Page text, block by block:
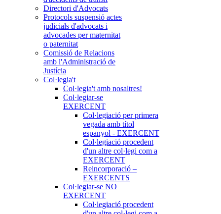
Directori d'Advocats
Protocols suspensió actes
judicials d'advocats i
advocades per maternitat
o paternitat
Comissió de Relacions
amb l'Administració de
Justícia
Col·legia't
Col·legia't amb nosaltres!
Col·legiar-se
EXERCENT
Col·legiació per primera
vegada amb títol
espanyol - EXERCENT
Col·legiació procedent
d'un altre col·legi com a
EXERCENT
Reincorporació –
EXERCENTS
Col·legiar-se NO
EXERCENT
Col·legiació procedent